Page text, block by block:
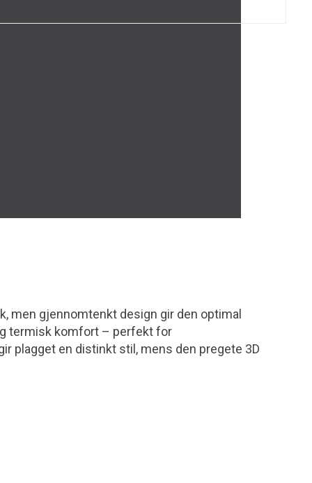
men gjennomtenkt design gir den optimal
termisk komfort – perfekt for
plagget en distinkt stil, mens den pregete 3D